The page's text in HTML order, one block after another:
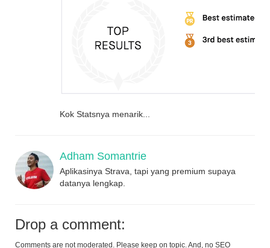
Kok Statsnya menarik...
Adham Somantrie
Aplikasinya Strava, tapi yang premium supaya
datanya lengkap.
Drop a comment:
Comments are not moderated. Please keep on topic. And, no SEO